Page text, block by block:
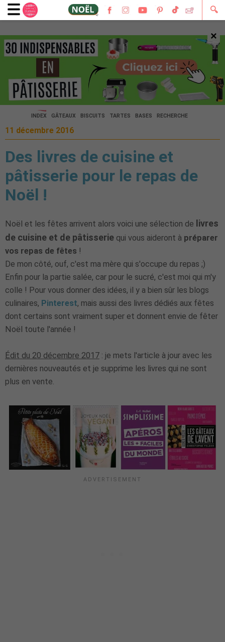
🔍
×
🔍
INDEX GÂTEAUX BISCUITS TARTES BASES RECHERCHE
11 décembre 2016
Des livres de cuisine et
pâtisserie pour le repas de
Noël !
Noël et les fêtes arrivent alors voici une sélection de livres
de cuisine et de pâtisserie qui vous aideront à préparer
vos repas de fêtes !
De mon côté, ouf, c'est ma mère qui s'occupe du repas ;)
Enfin pour la partie salée, car pour le sucré, c'est moi qui m'y
colle ! Pour vous donner des idées, il y a bien sûr les blogs
culinaires, Pinterest, mais aussi des livres dédiés aux fêtes
dont certains sont vraiment super et donnent envie de fêter
Noël toute l'année !
Édit du 20 décembre 2017 : je mets l'article à jour avec les
dernières nouveautés et je supprime les livres qui ne sont
plus en vente.